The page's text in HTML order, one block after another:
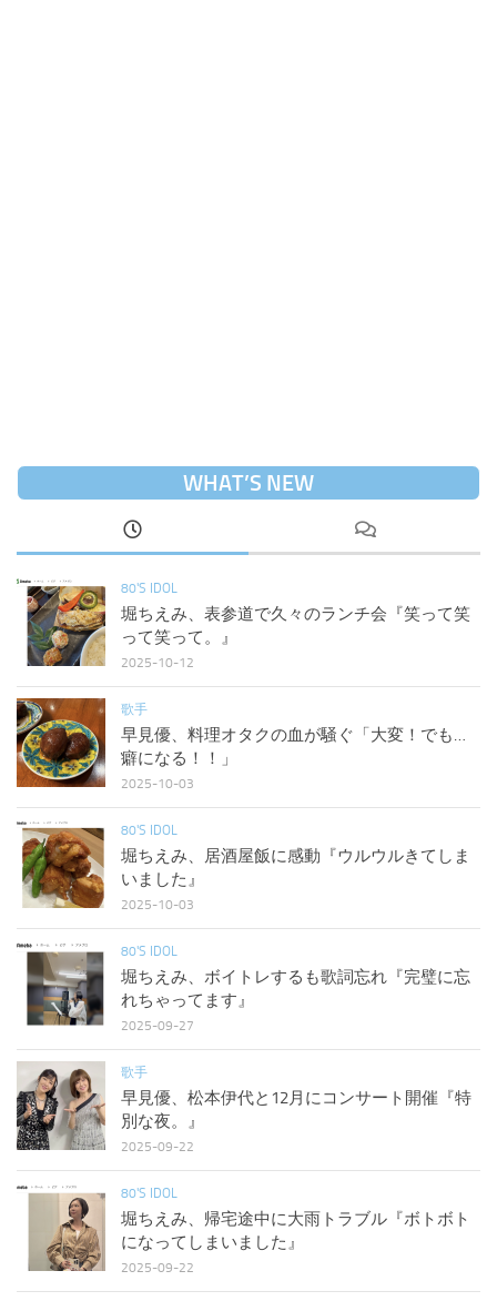
WHAT’S NEW
80'S IDOL
堀ちえみ、表参道で久々のランチ会『笑って笑
って笑って。』
2025-10-12
歌手
早見優、料理オタクの血が騒ぐ「大変！でも…
癖になる！！」
2025-10-03
80'S IDOL
堀ちえみ、居酒屋飯に感動『ウルウルきてしま
いました』
2025-10-03
80'S IDOL
堀ちえみ、ボイトレするも歌詞忘れ『完璧に忘
れちゃってます』
2025-09-27
歌手
早見優、松本伊代と12月にコンサート開催『特
別な夜。』
2025-09-22
80'S IDOL
堀ちえみ、帰宅途中に大雨トラブル『ボトボト
になってしまいました』
2025-09-22